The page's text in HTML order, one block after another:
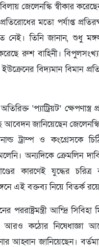
জেলেনস্কি স্বীকার
মতো পর্যাপ্ত
নেই। তিনি জানান, শুধু
রুশ বাহিনী।
বিদ্যমান বিমান
‘প্যাট্রিয়ট’ ক্ষেপণাস্ত্র
আবেদন জানিয়েছেন
ট্রাম্প ও কংগ্রেসকে
অন্যদিকে ক্রেমলিন
কারণেই যুদ্ধের
এই বক্তব্য নিয়ে বিতর্ক
পররাষ্ট্রমন্ত্রী আন্দ্রি
আরও কঠোর নিষেধাজ্ঞা
আহ্বান জানিয়েছেন।